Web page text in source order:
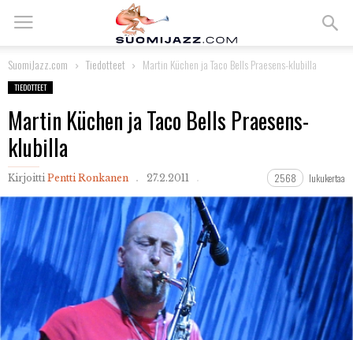
SuomiJazz.com Tiedotteet Martin Küchen ja Taco Bells Praesens-klubilla
TIEDOTTEET
Martin Küchen ja Taco Bells Praesens-
klubilla
Kirjoitti Pentti Ronkanen 27.2.2011 2568 lukukertaa